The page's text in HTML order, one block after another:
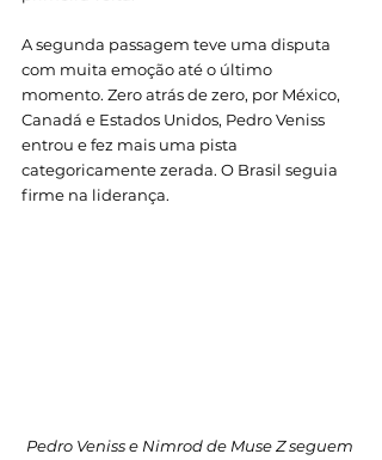
A segunda passagem teve uma disputa
com muita emoção até o último
momento. Zero atrás de zero, por México,
Canadá e Estados Unidos, Pedro Veniss
entrou e fez mais uma pista
categoricamente zerada. O Brasil seguia
firme na liderança.
Pedro Veniss e Nimrod de Muse Z seguem